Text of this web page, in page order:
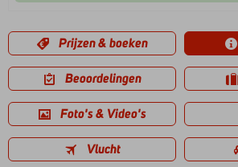
Prijzen & boeken
Beoordelingen
Foto's & Video's
Vlucht